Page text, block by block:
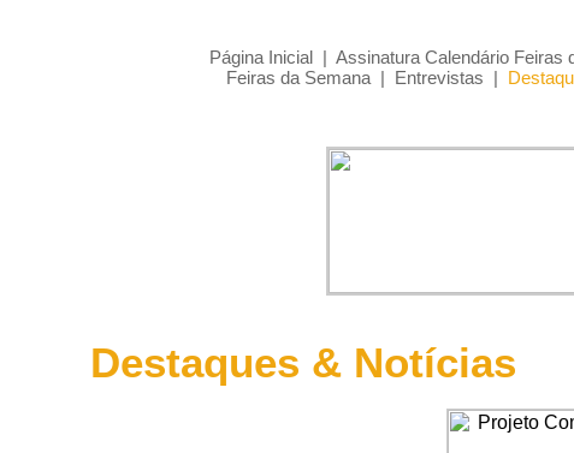
Página Inicial | Assinatura Calendário Feiras
Feiras da Semana | Entrevistas |
Destaques & Notícias